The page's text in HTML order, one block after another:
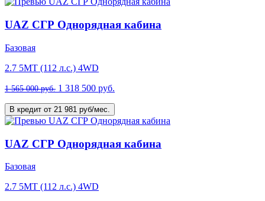
UAZ СГР Однорядная кабина
Базовая
2.7 5MT (112 л.с.) 4WD
1 565 000 руб. 1 318 500 руб.
В кредит от 21 981 руб/мес.
UAZ СГР Однорядная кабина
Базовая
2.7 5MT (112 л.с.) 4WD